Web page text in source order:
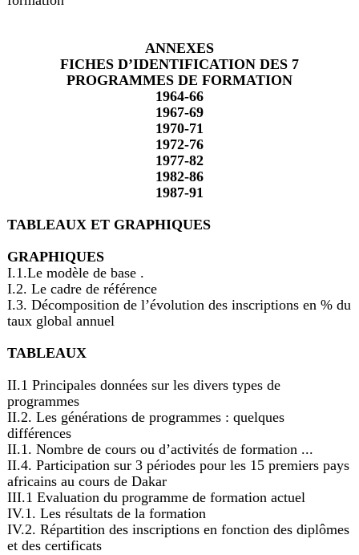
ANNEXES
FICHES D’IDENTIFICATION DES 7
PROGRAMMES DE FORMATION
1964-66
1967-69
1970-71
1972-76
1977-82
1982-86
1987-91
TABLEAUX ET GRAPHIQUES
GRAPHIQUES
I.1.Le modèle de base .
I.2. Le cadre de référence
I.3. Décomposition de l’évolution des inscriptions en % du
taux global annuel
TABLEAUX
II.1 Principales données sur les divers types de
programmes
II.2. Les générations de programmes : quelques
différences
II.1. Nombre de cours ou d’activités de formation ...
II.4. Participation sur 3 périodes pour les 15 premiers pays
africains au cours de Dakar
III.1 Evaluation du programme de formation actuel
IV.1. Les résultats de la formation
IV.2. Répartition des inscriptions en fonction des diplômes
et des certificats